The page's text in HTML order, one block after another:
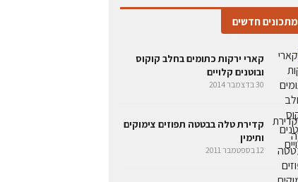
מתכונים חדשים
קארי ירקות כתומים בחלב קוקוס
ובוטנים קלויים
30 בדצמבר 2014
קדירת טלה בבטטה תפוזים צימוקים
ותימין
12 בספטמבר 2011